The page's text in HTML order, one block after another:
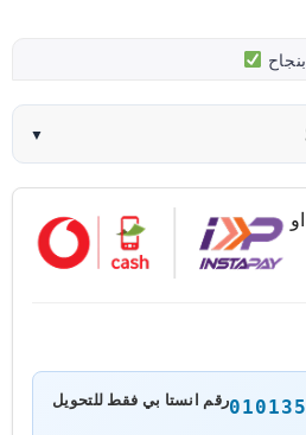
▼
رقم انستا بي فقط للتحويل